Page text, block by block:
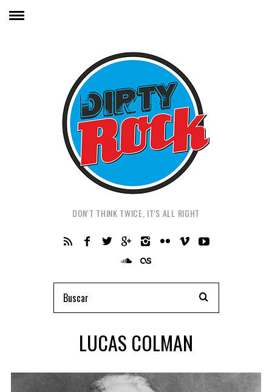
DON'T THINK TWICE, IT'S ALL RIGHT
LUCAS COLMAN